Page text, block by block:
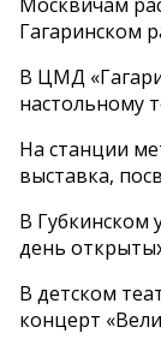
Гагаринском
В ЦМД
настольному
На станции
выставка,
В Губкинском
день
В детском
концерт